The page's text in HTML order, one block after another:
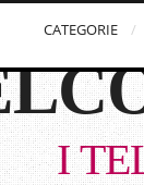
CATEGORIE
I